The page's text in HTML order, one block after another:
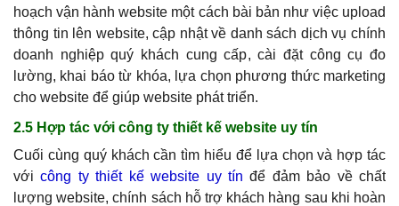
hoạch vận hành website một cách bài bản như việc upload
thông tin lên website, cập nhật về danh sách dịch vụ chính
doanh nghiệp quý khách cung cấp, cài đặt công cụ đo
lường, khai báo từ khóa, lựa chọn phương thức marketing
cho website để giúp website phát triển.
2.5 Hợp tác với công ty thiết kế website uy tín
Cuối cùng quý khách cần tìm hiểu để lựa chọn và hợp tác
vớicông ty thiết kế website uy tín để đảm bảo về chất
lượng website, chính sách hỗ trợ khách hàng sau khi hoàn